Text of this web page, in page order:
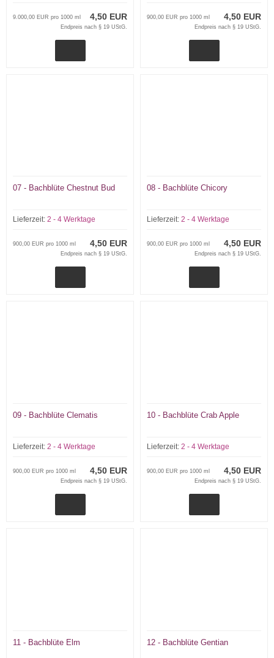
4,50 EUR
9.000,00 EUR pro 1000 ml
Endpreis nach § 19 UStG.
4,50 EUR
900,00 EUR pro 1000 ml
Endpreis nach § 19 UStG.
07 - Bachblüte Chestnut Bud
Lieferzeit: 2 - 4 Werktage
4,50 EUR
900,00 EUR pro 1000 ml
Endpreis nach § 19 UStG.
08 - Bachblüte Chicory
Lieferzeit: 2 - 4 Werktage
4,50 EUR
900,00 EUR pro 1000 ml
Endpreis nach § 19 UStG.
09 - Bachblüte Clematis
Lieferzeit: 2 - 4 Werktage
4,50 EUR
900,00 EUR pro 1000 ml
Endpreis nach § 19 UStG.
10 - Bachblüte Crab Apple
Lieferzeit: 2 - 4 Werktage
4,50 EUR
900,00 EUR pro 1000 ml
Endpreis nach § 19 UStG.
11 - Bachblüte Elm 12 - Bachblüte Gentian